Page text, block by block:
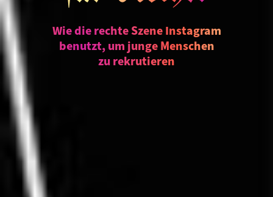
Wie die rechte Szene Instagram
benutzt, um junge Menschen
zu rekrutieren